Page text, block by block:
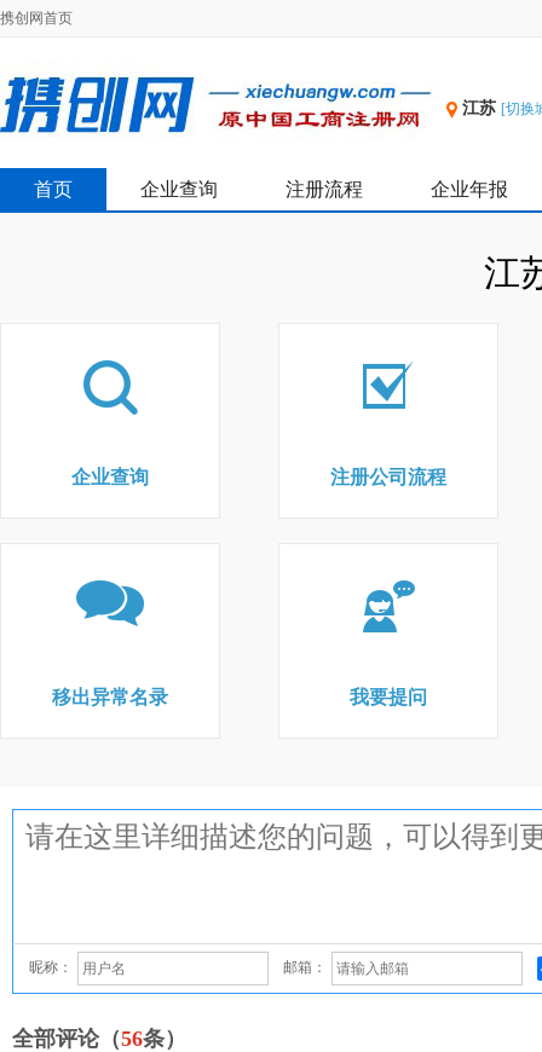
携创网首页
江苏 [切换
首页 企业查询 注册流程 企业年报
江
企业查询 注册公司流程
移出异常名录 我要提问
昵称： 邮箱：
全部评论（56条）